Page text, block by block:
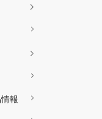
報